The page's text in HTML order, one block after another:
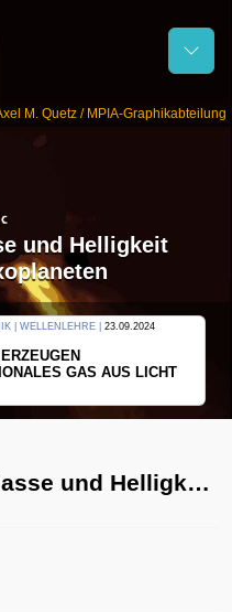
M. Quetz / MPIA-Graphikabteilung
und Helligkeit
| WELLENLEHRE | 23.09.2024
GAS AUS LICHT
und Helligkeit